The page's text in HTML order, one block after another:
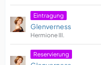
Eintragung
Glenverness
Hermione III.
Reservierung